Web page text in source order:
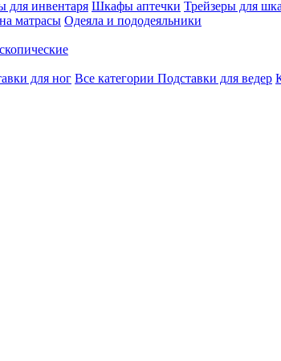
инвентаря Шкафы аптечки Трейзеры для
матрасы Одеяла и пододеяльники
для ног Все категории Подставки для ведер